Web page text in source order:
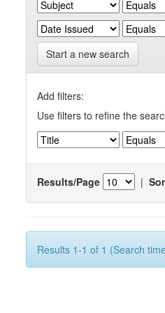
Start a new search
Add filters:
Use filters to refine the
Results/Page |
Results 1-1 of 1 (Search